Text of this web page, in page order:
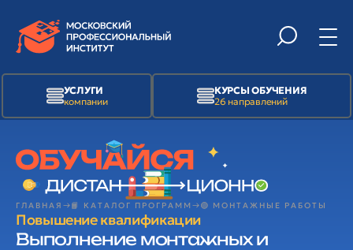
УСЛУГИ
компании
КУРСЫ ОБУЧЕНИЯ
26 направлений
ГЛАВНАЯ 📙 КАТАЛОГ ПРОГРАММ 🟢 МОНТАЖНЫЕ РАБОТЫ
Повышение квалификации
Выполнение монтажных и